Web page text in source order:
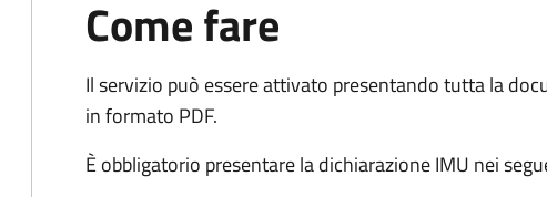
Come fare
Il servizio può essere attivato presentando tutta la
in formato PDF.
È obbligatorio presentare la dichiarazione IMU nei